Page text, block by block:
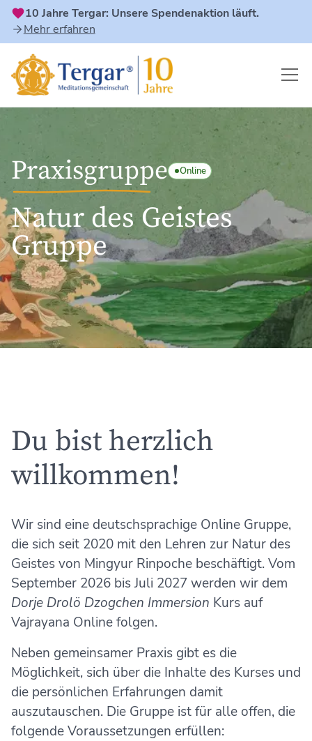
10 Jahre Tergar: Unsere Spendenaktion läuft.
Mehr erfahren
Praxisgruppe Online
Natur des Geistes
Gruppe
Du bist herzlich
willkommen!
Wir sind eine deutschsprachige Online Gruppe,
die sich seit 2020 mit den Lehren zur Natur des
Geistes von Mingyur Rinpoche beschäftigt. Vom
September 2026 bis Juli 2027 werden wir dem
Dorje Drolö Dzogchen Immersion Kurs auf
Vajrayana Online folgen.
Neben gemeinsamer Praxis gibt es die
Möglichkeit, sich über die Inhalte des Kurses und
die persönlichen Erfahrungen damit
auszutauschen. Die Gruppe ist für alle offen, die
folgende Voraussetzungen erfüllen: